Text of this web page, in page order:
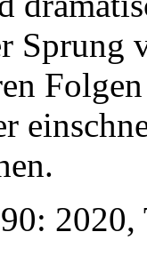
Sprung
2020,